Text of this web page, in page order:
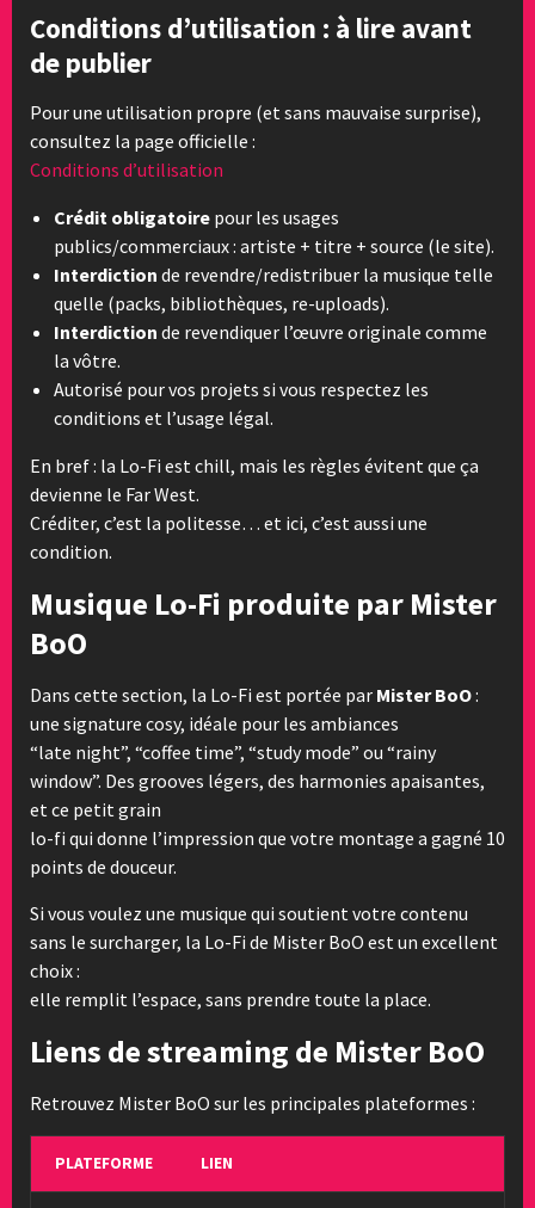
Conditions d’utilisation : à lire avant
de publier
Pour une utilisation propre (et sans mauvaise surprise),
consultez la page officielle :
Conditions d’utilisation
Crédit obligatoire pour les usages
publics/commerciaux : artiste + titre + source (le site).
Interdiction de revendre/redistribuer la musique telle
quelle (packs, bibliothèques, re-uploads).
Interdiction de revendiquer l’œuvre originale comme
la vôtre.
Autorisé pour vos projets si vous respectez les
conditions et l’usage légal.
En bref : la Lo-Fi est chill, mais les règles évitent que ça
devienne le Far West.
Créditer, c’est la politesse… et ici, c’est aussi une
condition.
Musique Lo-Fi produite par Mister
BoO
Dans cette section, la Lo-Fi est portée par Mister BoO:
une signature cosy, idéale pour les ambiances
“late night”, “coffee time”, “study mode” ou “rainy
window”. Des grooves légers, des harmonies apaisantes,
et ce petit grain
lo-fi qui donne l’impression que votre montage a gagné 10
points de douceur.
Si vous voulez une musique qui soutient votre contenu
sans le surcharger, la Lo-Fi de Mister BoO est un excellent
choix :
elle remplit l’espace, sans prendre toute la place.
Liens de streaming de Mister BoO
Retrouvez Mister BoO sur les principales plateformes :
PLATEFORME LIEN